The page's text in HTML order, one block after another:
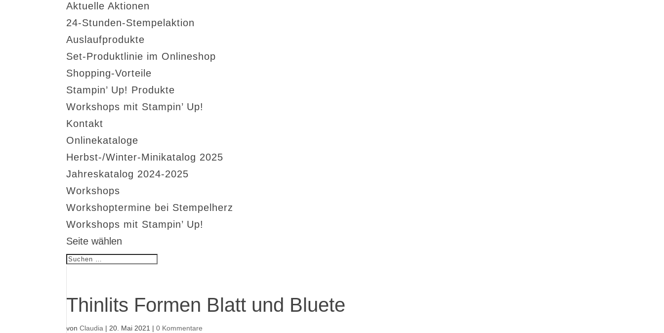
Aktuelle Aktionen
24-Stunden-Stempelaktion
Auslaufprodukte
Set-Produktlinie im Onlineshop
Shopping-Vorteile
Stampin’ Up! Produkte
Workshops mit Stampin’ Up!
Kontakt
Onlinekataloge
Herbst-/Winter-Minikatalog 2025
Jahreskatalog 2024-2025
Workshops
Workshoptermine bei Stempelherz
Workshops mit Stampin’ Up!
Seite wählen
Thinlits Formen Blatt und Bluete
vonClaudia | 20. Mai 2021 |0 Kommentare